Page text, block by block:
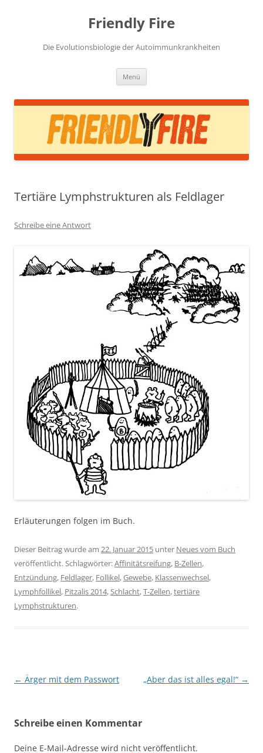
Friendly Fire
Die Evolutionsbiologie der Autoimmunkrankheiten
Menü
Tertiäre Lymphstrukturen als Feldlager
Schreibe eine Antwort
Erläuterungen folgen im Buch.
Dieser Beitrag wurde am 22. Januar 2015 unter Neues vom Buch
veröffentlicht. Schlagwörter:Affinitätsreifung, B-Zellen,
Entzündung, Feldlager, Follikel,Gewebe, Klassenwechsel,
Lymphfollikel, Pitzalis 2014,Schlacht,T-Zellen,tertiäre
Lymphstrukturen.
Beitragsnavigation
← Ärger mit dem Passwort „Aber das ist alles egal!“ →
Schreibe einen Kommentar
Deine E-Mail-Adresse wird nicht veröffentlicht.